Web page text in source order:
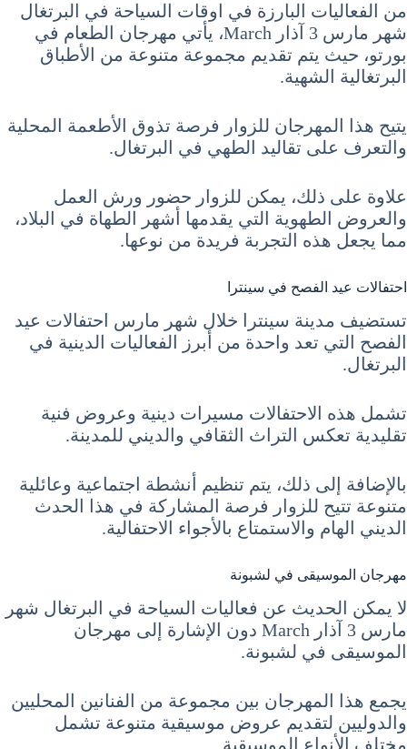
من الفعاليات البارزة في اوقات السياحة في البرتغال
شهر مارس 3 آذار March، يأتي مهرجان الطعام في
بورتو، حيث يتم تقديم مجموعة متنوعة من الأطباق
البرتغالية الشهية.
يتيح هذا المهرجان للزوار فرصة تذوق الأطعمة المحلية
والتعرف على تقاليد الطهي في البرتغال.
علاوة على ذلك، يمكن للزوار حضور ورش العمل
والعروض الطهوية التي يقدمها أشهر الطهاة في البلاد،
مما يجعل هذه التجربة فريدة من نوعها.
احتفالات عيد الفصح في سينترا
تستضيف مدينة سينترا خلال شهر مارس احتفالات عيد
الفصح التي تعد واحدة من أبرز الفعاليات الدينية في
البرتغال.
تشمل هذه الاحتفالات مسيرات دينية وعروض فنية
تقليدية تعكس التراث الثقافي والديني للمدينة.
بالإضافة إلى ذلك، يتم تنظيم أنشطة اجتماعية وعائلية
متنوعة تتيح للزوار فرصة المشاركة في هذا الحدث
الديني الهام والاستمتاع بالأجواء الاحتفالية.
مهرجان الموسيقى في لشبونة
لا يمكن الحديث عن فعاليات السياحة في البرتغال شهر
مارس 3 آذار March دون الإشارة إلى مهرجان
الموسيقى في لشبونة.
يجمع هذا المهرجان بين مجموعة من الفنانين المحليين
والدوليين لتقديم عروض موسيقية متنوعة تشمل
مختلف الأنواع الموسيقية.